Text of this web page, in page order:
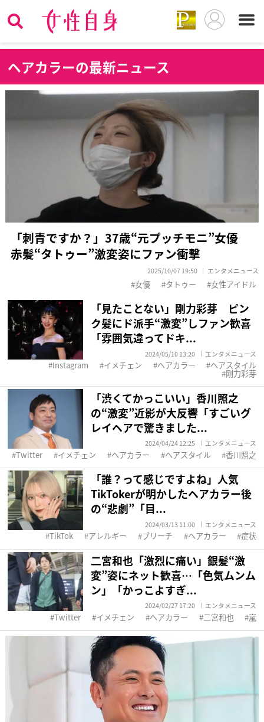
ヘアカラーの最新ニュース
「刺青ですか？」37歳“元プッチモニ”女優
赤髪“タトゥー”激変姿にファン衝撃
2025/10/07 19:50 エンタメニュース
女優 タトゥー 女性アイドル
「見たことない」剛力彩芽 ピン
ク髪にド派手“激変”しファン歓喜
「雰囲気違ってドキ...
2024/05/10 13:20 エンタメニュース
Instagram イメチェン ヘアカラー ヘアスタイル
剛力彩芽
「渋くてかっこいい」香川照之
の“激変”近影が大反響「すごいグ
レイヘアで驚きました...
2024/04/24 12:25 エンタメニュース
Twitter イメチェン ヘアカラー ヘアスタイル 香川照之
「誰？って感じですよね」人気
TikTokerが明かしたヘアカラー後
の“悲劇”「目...
2024/03/13 11:00 エンタメニュース
TikTok アレルギー ブリーチ ヘアカラー 症状
二宮和也「激烈に痛い」銀髪“激
変”姿にネット歓喜…「色気ムンム
ン」「かっこよすぎ...
2024/02/27 17:20 エンタメニュース
Twitter イメチェン ヘアカラー 二宮和也 嵐